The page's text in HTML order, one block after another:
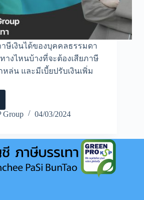
ษีเงินได้ของบุคคลธรรมดา
างไหนบ้างที่จะต้องเสียภาษี
หล่น และมีเบี้ยปรับเงินเพิ่ม
Group 04/03/2024